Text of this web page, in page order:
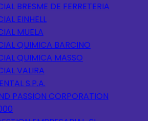
BRESME DE FERRETERIA
EINHELL
MUELA
QUIMICA BARCINO
QUIMICA MASSO
VALIRA
S.P.A.
PASSION CORPORATION